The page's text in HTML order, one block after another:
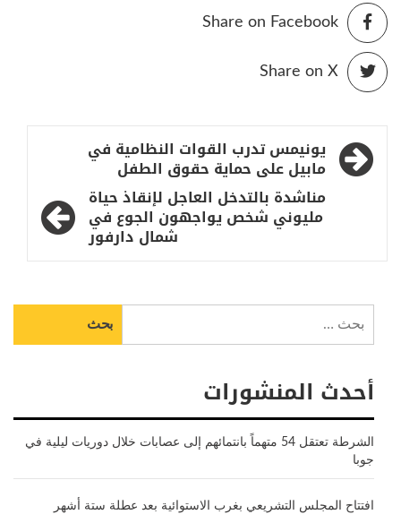
Share on Facebook
Share on X
تصفّح
المقالات
يونيمس تدرب القوات النظامية في
مابيل على حماية حقوق الطفل
مناشدة بالتدخل العاجل لإنقاذ حياة
مليوني شخص يواجهون الجوع في
شمال دارفور
عن:
أحدث المنشورات
الشرطة تعتقل 54 متهماً بانتمائهم إلى عصابات خلال دوريات ليلية في
جوبا
افتتاح المجلس التشريعي بغرب الاستوائية بعد عطلة ستة أشهر